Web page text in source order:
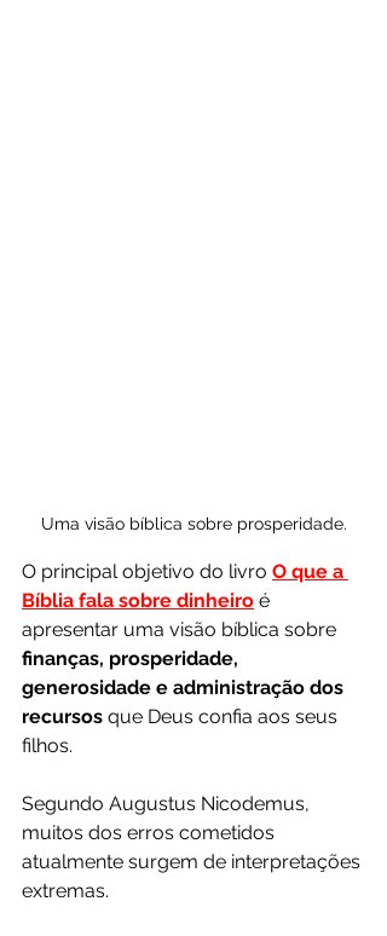
Uma visão bíblica sobre prosperidade.
O principal objetivo do livro O que a
Bíblia fala sobre dinheiro é
apresentar uma visão bíblica sobre
finanças, prosperidade,
generosidade e administração dos
recursos que Deus confia aos seus
filhos.
Segundo Augustus Nicodemus,
muitos dos erros cometidos
atualmente surgem de interpretações
extremas.